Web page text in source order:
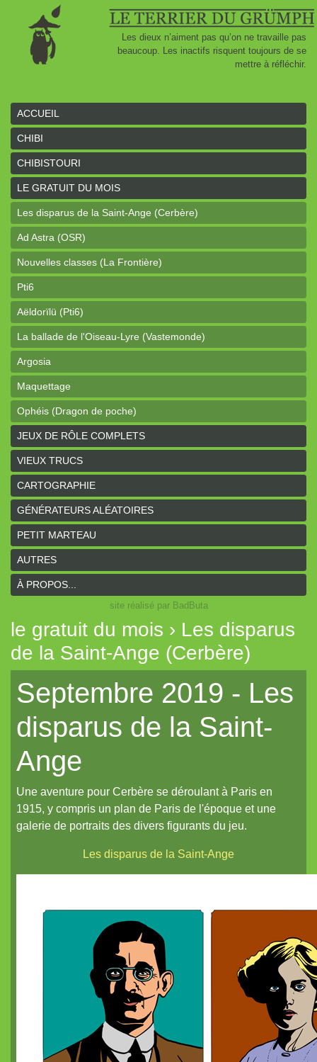
Les dieux n’aiment pas qu’on ne travaille pas
beaucoup. Les inactifs risquent toujours de se
mettre à réfléchir.
ACCUEIL
CHIBI
CHIBISTOURI
LE GRATUIT DU MOIS
Les disparus de la Saint-Ange (Cerbère)
Ad Astra (OSR)
Nouvelles classes (La Frontière)
Pti6
Aëldorïlü (Pti6)
La ballade de l'Oiseau-Lyre (Vastemonde)
Argosia
Maquettage
Ophéis (Dragon de poche)
L'anneau des Empereurs (Coeurs Vaillants)
Davy Jones (cartes)
Davy Jones (background)
Sur la route (Coeurs Vaillants)
Earthdawn (Coeurs Vaillants)
Titan&Fils 2020
Paysages
Histoires de la Montagne couronnée (Coeurs Vaillants)
Tout aléatoire pour IPP (Coeurs Vaillants)
Artemis (N.YX)
Fées (Coeurs Vaillants)
Les aventuriers du Continent perdu (Coeurs Vaillants)
Refuge 17 (Coeurs Vaillants)
Daitoshi Underground Yäger (manga violent)
Un écran pour Coeurs Vaillants // IPP (Intrépides)
Un nouveau site et un oeuf de pâques de noël...
Le Grand Imagier, partie deux
Le Grand Imagier, partie trois
Le Grand Imagier, partie quatre
Cartographie historique
Argosia de poche
La Gazette d'Argosia
JEUX DE RÔLE COMPLETS
VIEUX TRUCS
CARTOGRAPHIE
GÉNÉRATEURS ALÉATOIRES
PETIT MARTEAU
AUTRES
À PROPOS...
site réalisé par BadButa
le gratuit du mois › Les disparus
de la Saint-Ange (Cerbère)
Septembre 2019 - Les
disparus de la Saint-
Ange
Une aventure pour Cerbère se déroulant à Paris en
1915, y compris un plan de Paris de l'époque et une
galerie de portraits des divers figurants du jeu.
Les disparus de la Saint-Ange